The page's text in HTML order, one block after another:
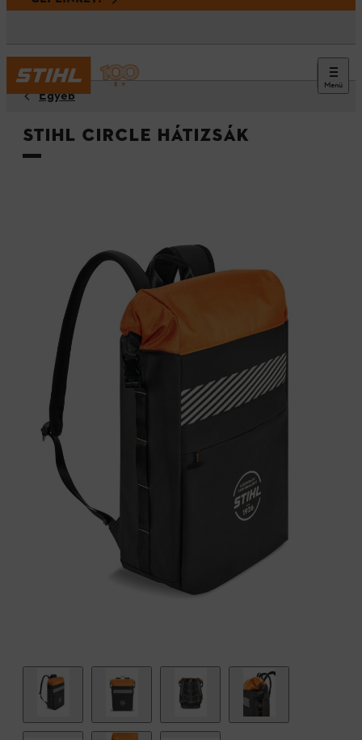
Menü
Egyéb
STIHL CIRCLE hátizsák